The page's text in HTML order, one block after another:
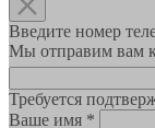
Введите номер
Мы отправим вам
Требуется
Ваше имя *